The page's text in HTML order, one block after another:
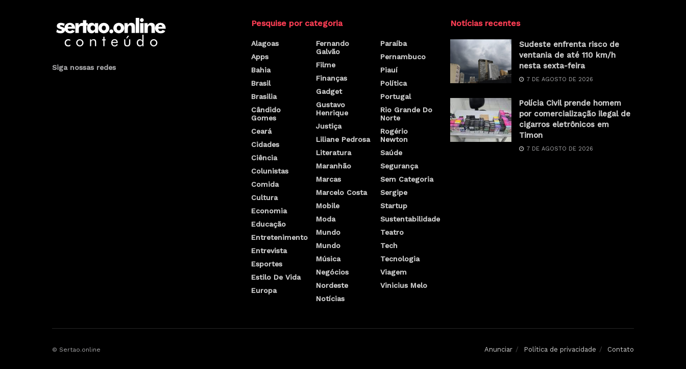
Siga nossas redes
Pesquise por categoria
Alagoas
Apps
Bahia
Brasil
Brasilia
Cândido
Gomes
Ceará
Cidades
Ciência
Colunistas
Comida
Cultura
Economia
Educação
Entretenimento
Entrevista
Esportes
Estilo De Vida
Europa
Fernando
Galvão
Filme
Finanças
Gadget
Gustavo
Henrique
Justiça
Liliane Pedrosa
Literatura
Maranhão
Marcas
Marcelo Costa
Mobile
Moda
Mundo
Mundo
Música
Negócios
Nordeste
Notícias
Paraíba
Pernambuco
Piauí
Política
Portugal
Rio Grande Do
Norte
Rogério
Newton
Saúde
Segurança
Sem Categoria
Sergipe
Startup
Sustentabilidade
Teatro
Tech
Tecnologia
Viagem
Vinicius Melo
Notícias recentes
Sudeste enfrenta risco de
ventania de até 110 km/h
nesta sexta-feira
7 DE AGOSTO DE 2026
Polícia Civil prende homem
por comercialização ilegal de
cigarros eletrônicos em
Timon
7 DE AGOSTO DE 2026
Anunciar Política de privacidade Contato
© Sertao.online